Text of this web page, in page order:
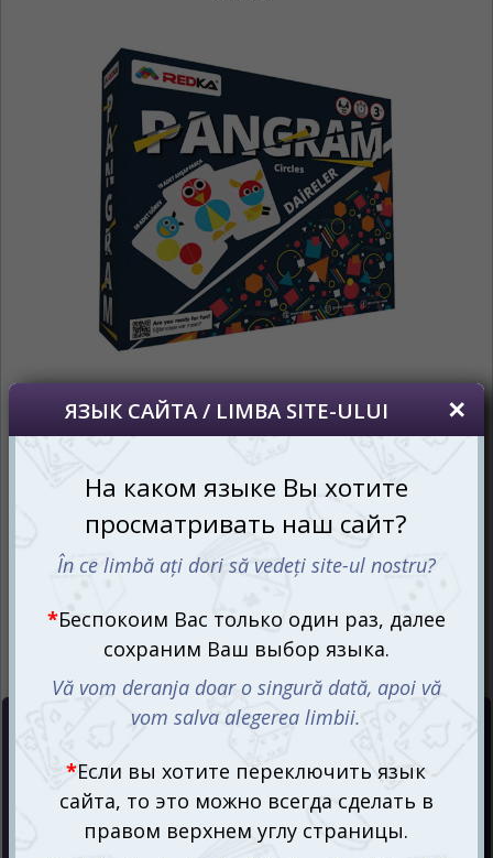
235mdl
просматривать наш сайт?
În ce limbă ați dori să vedeți site-ul nostru?
Беспокоим Вас только один раз, далее
сохраним Ваш выбор языка.
Vă vom deranja doar o singură dată, apoi vă
vom salva alegerea limbii.
Если вы хотите переключить язык
сайта, то это можно всегда сделать в
правом верхнем углу страницы.
Dacă doriți să schimbați limba site-ului, puteți
oricând să faceți asta în colțul din dreapta sus
al paginii.